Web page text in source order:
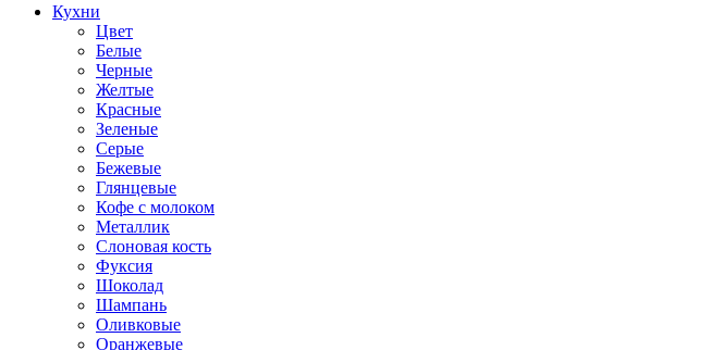
Кухни
Цвет
Белые
Черные
Желтые
Красные
Зеленые
Серые
Бежевые
Глянцевые
Кофе с молоком
Металлик
Слоновая кость
Фуксия
Шоколад
Шампань
Оливковые
Оранжевые